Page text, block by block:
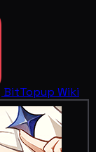
BitTopup Wiki